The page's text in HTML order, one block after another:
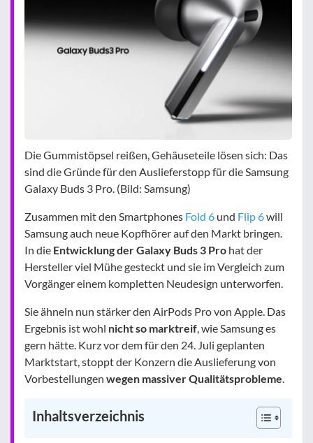
Die Gummistöpsel reißen, Gehäuseteile lösen sich: Das
sind die Gründe für den Auslieferstopp für die Samsung
Galaxy Buds 3 Pro. (Bild: Samsung)
Zusammen mit den Smartphones Fold 6 und Flip 6will
Samsung auch neue Kopfhörer auf den Markt bringen.
In die Entwicklung der Galaxy Buds 3 Pro hat der
Hersteller viel Mühe gesteckt und sie im Vergleich zum
Vorgänger einem kompletten Neudesign unterworfen.
Sie ähneln nun stärker den AirPods Pro von Apple. Das
Ergebnis ist wohl nicht so marktreif, wie Samsung es
gern hätte. Kurz vor dem für den 24. Juli geplanten
Marktstart, stoppt der Konzern die Auslieferung von
Vorbestellungen wegen massiver Qualitätsprobleme.
Inhaltsverzeichnis